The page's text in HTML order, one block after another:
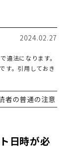
2024.02.27
違法になります。
す。引用しておき
者の普通の注意
日時が必